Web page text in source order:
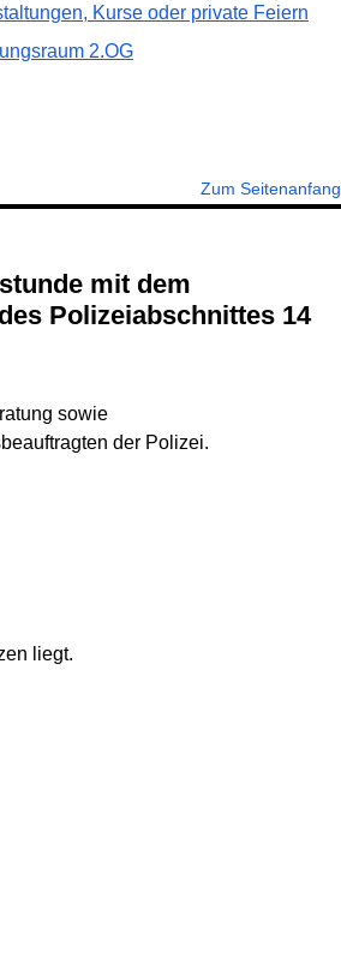
Kurse oder private Feiern
2.OG
Zum Seitenanfang
Polizeiabschnittes 14
sowie
der Polizei.
liegt.